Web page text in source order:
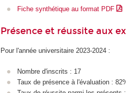
Fiche synthétique au format PDF
Présence et réussite aux
Pour l'année universitaire 2023-2024 :
Nombre d'inscrits : 17
Taux de présence à l'évaluation :